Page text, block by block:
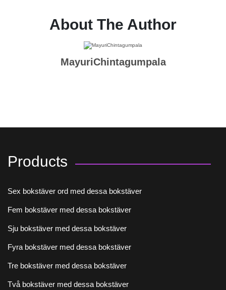
About The Author
MayuriChintagumpala
Products
Sex bokstäver ord med dessa bokstäver
Fem bokstäver med dessa bokstäver
Sju bokstäver med dessa bokstäver
Fyra bokstäver med dessa bokstäver
Tre bokstäver med dessa bokstäver
Två bokstäver med dessa bokstäver